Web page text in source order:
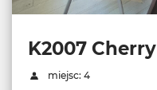
K2007 Cherry
miejsc: 4